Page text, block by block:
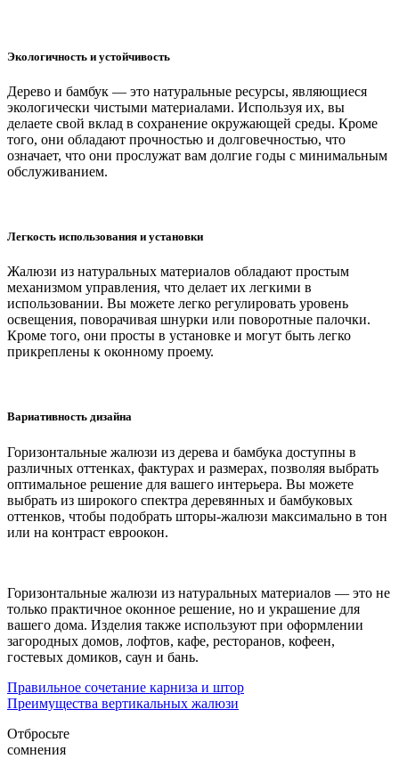
Экологичность и устойчивость
Дерево и бамбук — это натуральные ресурсы, являющиеся
экологически чистыми материалами. Используя их, вы
делаете свой вклад в сохранение окружающей среды. Кроме
того, они обладают прочностью и долговечностью, что
означает, что они прослужат вам долгие годы с минимальным
обслуживанием.
Легкость использования и установки
Жалюзи из натуральных материалов обладают простым
механизмом управления, что делает их легкими в
использовании. Вы можете легко регулировать уровень
освещения, поворачивая шнурки или поворотные палочки.
Кроме того, они просты в установке и могут быть легко
прикреплены к оконному проему.
Вариативность дизайна
Горизонтальные жалюзи из дерева и бамбука доступны в
различных оттенках, фактурах и размерах, позволяя выбрать
оптимальное решение для вашего интерьера. Вы можете
выбрать из широкого спектра деревянных и бамбуковых
оттенков, чтобы подобрать шторы-жалюзи максимально в тон
или на контраст евроокон.
Горизонтальные жалюзи из натуральных материалов — это не
только практичное оконное решение, но и украшение для
вашего дома. Изделия также используют при оформлении
загородных домов, лофтов, кафе, ресторанов, кофеен,
гостевых домиков, саун и бань.
Правильное сочетание карниза и штор
Преимущества вертикальных жалюзи
Отбросьте
сомнения